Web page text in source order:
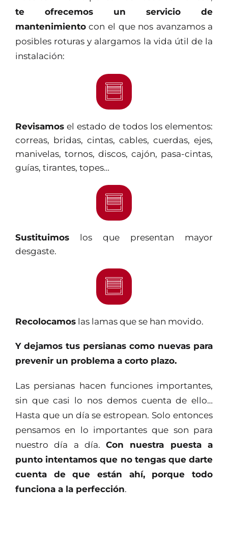
te ofrecemos un servicio de
mantenimientocon el que nos avanzamos a
posibles roturas y alargamos la vida útil de la
instalación:
Revisamosel estado de todos los elementos:
correas, bridas, cintas, cables, cuerdas, ejes,
manivelas, tornos, discos, cajón, pasa-cintas,
guías, tirantes, topes…
Sustituimoslos que presentan mayor
desgaste.
Recolocamoslas lamas que se han movido.
Y dejamos tus persianas como nuevas para
prevenir un problema a corto plazo.
Las persianas hacen funciones importantes,
sin que casi lo nos demos cuenta de ello…
Hasta que un día se estropean. Solo entonces
pensamos en lo importantes que son para
nuestro día a día.Con nuestra puesta a
punto intentamos que no tengas que darte
cuenta de que están ahí, porque todo
funciona a la perfección.